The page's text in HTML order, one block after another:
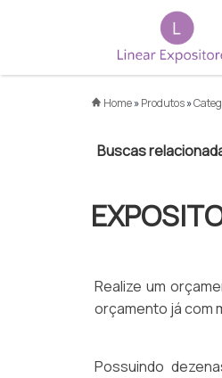
Home»Produtos»
Buscas
Realize um
orçamento já com
Possuindo